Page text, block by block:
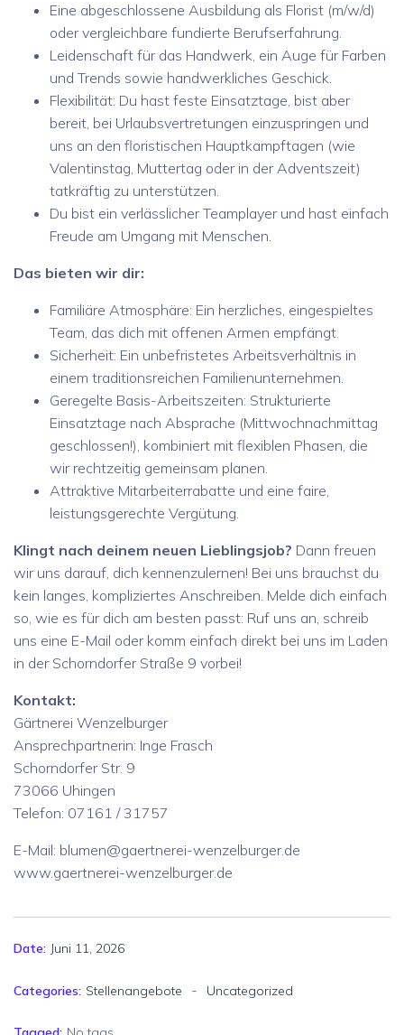
Eine abgeschlossene Ausbildung als Florist (m/w/d)
oder vergleichbare fundierte Berufserfahrung.
Leidenschaft für das Handwerk, ein Auge für Farben
und Trends sowie handwerkliches Geschick.
Flexibilität: Du hast feste Einsatztage, bist aber
bereit, bei Urlaubsvertretungen einzuspringen und
uns an den floristischen Hauptkampftagen (wie
Valentinstag, Muttertag oder in der Adventszeit)
tatkräftig zu unterstützen.
Du bist ein verlässlicher Teamplayer und hast einfach
Freude am Umgang mit Menschen.
Das bieten wir dir:
Familiäre Atmosphäre: Ein herzliches, eingespieltes
Team, das dich mit offenen Armen empfängt.
Sicherheit: Ein unbefristetes Arbeitsverhältnis in
einem traditionsreichen Familienunternehmen.
Geregelte Basis-Arbeitszeiten: Strukturierte
Einsatztage nach Absprache (Mittwochnachmittag
geschlossen!), kombiniert mit flexiblen Phasen, die
wir rechtzeitig gemeinsam planen.
Attraktive Mitarbeiterrabatte und eine faire,
leistungsgerechte Vergütung.
Klingt nach deinem neuen Lieblingsjob? Dann freuen
wir uns darauf, dich kennenzulernen! Bei uns brauchst du
kein langes, kompliziertes Anschreiben. Melde dich einfach
so, wie es für dich am besten passt: Ruf uns an, schreib
uns eine E-Mail oder komm einfach direkt bei uns im Laden
in der Schorndorfer Straße 9 vorbei!
Kontakt:
Gärtnerei Wenzelburger
Ansprechpartnerin: Inge Frasch
Schorndorfer Str. 9
73066 Uhingen
Telefon: 07161 / 31757
E-Mail: blumen@gaertnerei-wenzelburger.de
www.gaertnerei-wenzelburger.de
Date: Juni 11, 2026
Categories: Stellenangebote - Uncategorized